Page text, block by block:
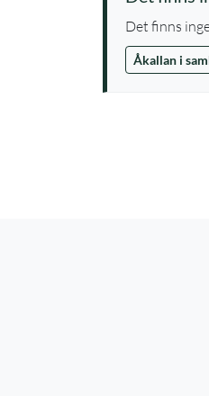
Det finns
Åkallan i